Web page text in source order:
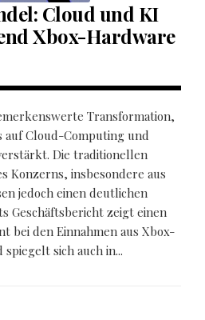
Cloud und KI
Xbox-Hardware
Transformation,
auf Cloud-Computing und
Die traditionellen
Konzerns, insbesondere aus
jedoch einen deutlichen
Geschäftsbericht zeigt einen
bei den Einnahmen aus Xbox-
sich auch in...